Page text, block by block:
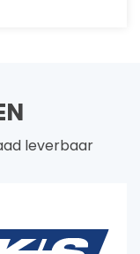
leverbaar